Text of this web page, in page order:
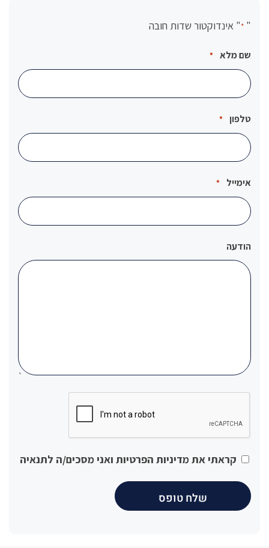
"
*" אינדוקטור שדות חובה
שם מלא *
טלפון *
אימייל *
הודעה
* קראתי אתמדיניות הפרטיות ואני מסכים/ה לתנאיה